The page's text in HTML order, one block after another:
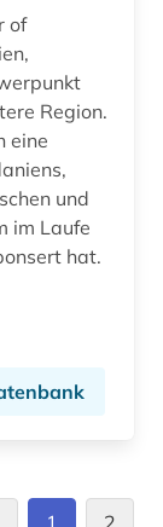
of
Region.
eine
und
im Laufe
hat.